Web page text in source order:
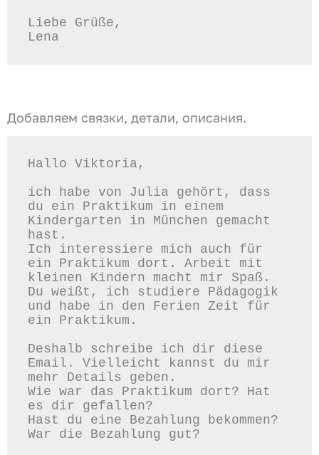
Liebe Grüße,
Добавляем связки, детали, описания.
Hallo Viktoria,
ich habe von Julia gehört, dass
du ein Praktikum in einem
Kindergarten in München gemacht
hast.
Ich interessiere mich auch für
ein Praktikum dort. Arbeit mit
kleinen Kindern macht mir Spaß.
Du weißt, ich studiere Pädagogik
und habe in den Ferien Zeit für
ein Praktikum.
Deshalb schreibe ich dir diese
Email. Vielleicht kannst du mir
mehr Details geben.
Wie war das Praktikum dort? Hat
es dir gefallen?
Hast du eine Bezahlung bekommen?
War die Bezahlung gut?